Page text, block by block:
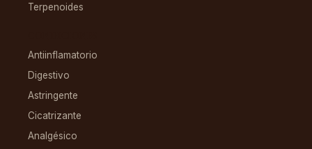
Terpenoides
Antiinflamatorio
Digestivo
Astringente
Cicatrizante
Analgésico